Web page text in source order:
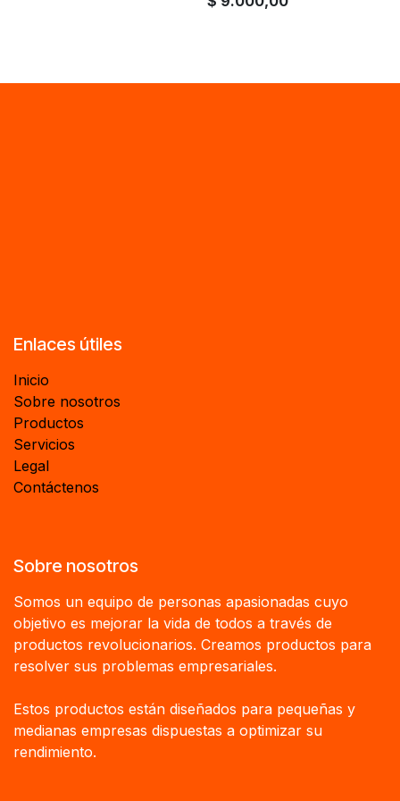
Enlaces útiles
Inicio
Sobre nosotros
Productos
Servicios
Legal
Contáctenos
Sobre nosotros
Somos un equipo de personas apasionadas cuyo
objetivo es mejorar la vida de todos a través de
productos revolucionarios. Creamos productos para
resolver sus problemas empresariales.
Estos productos están diseñados para pequeñas y
medianas empresas dispuestas a optimizar su
rendimiento.